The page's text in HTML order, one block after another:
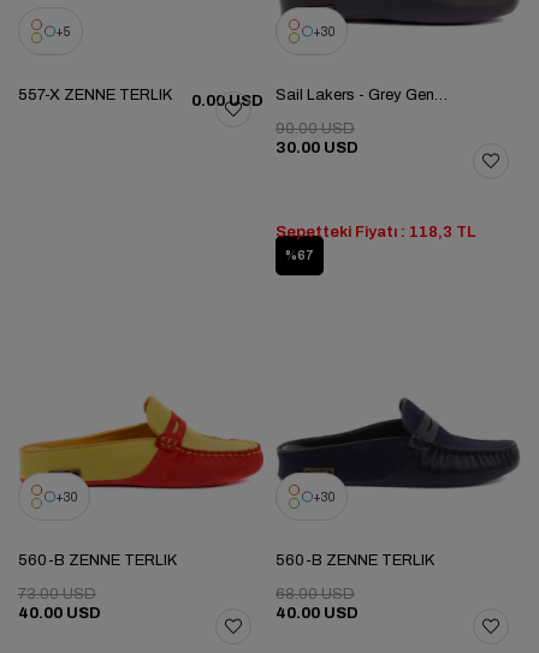
5
557-X ZENNE TERLIK 0.00 USD
30
Sail Lakers - Grey Genuine Leather Women's Home Slipper
30.00 USD
90.00 USD
%67
Sepetteki Fiyatı : 118,3 TL
30
560-B ZENNE TERLIK
40.00 USD
73.00 USD
30
560-B ZENNE TERLIK
40.00 USD
68.00 USD